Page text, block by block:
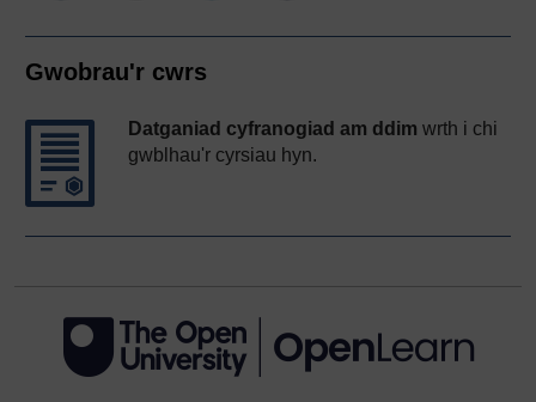
Gwobrau'r cwrs
Datganiad cyfranogiad am ddim wrth i chi
gwblhau'r cyrsiau hyn.